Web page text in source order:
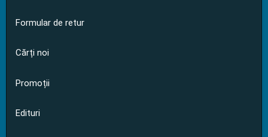
Formular de retur
Cărți noi
Promoții
Edituri